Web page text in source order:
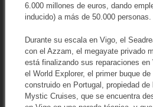
6.000 millones de euros, dando
inducido) a más de 50.000 personas.
Durante su escala en Vigo, el
con el Azzam, el megayate privado
está finalizando sus reparaciones en
el World Explorer, el primer buque
construido en Portugal, propiedad
Mystic Cruises, que se encuentra